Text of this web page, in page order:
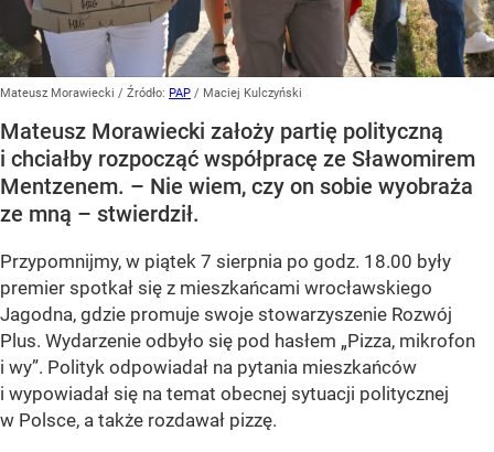
Mateusz Morawiecki / Źródło: PAP / Maciej Kulczyński
Mateusz Morawiecki założy partię polityczną
i chciałby rozpocząć współpracę ze Sławomirem
Mentzenem. – Nie wiem, czy on sobie wyobraża
ze mną – stwierdził.
Przypomnijmy, w piątek 7 sierpnia po godz. 18.00 były
premier spotkał się z mieszkańcami wrocławskiego
Jagodna, gdzie promuje swoje stowarzyszenie Rozwój
Plus. Wydarzenie odbyło się pod hasłem „Pizza, mikrofon
i wy”. Polityk odpowiadał na pytania mieszkańców
i wypowiadał się na temat obecnej sytuacji politycznej
w Polsce, a także rozdawał pizzę.